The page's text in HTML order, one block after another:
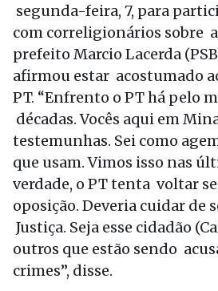
segunda-feira, 7, para
com correligionários sobre a
prefeito Marcio Lacerda
afirmou estar acostumado
PT. “Enfrento o PT há pelo
décadas. Vocês aqui em
testemunhas. Sei como
que usam. Vimos isso nas
verdade, o PT tenta voltar
oposição. Deveria cuidar de
Justiça. Seja esse cidadão
outros que estão sendo
crimes”, disse.